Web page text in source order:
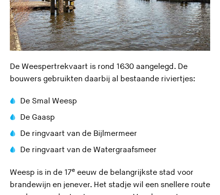
De Weespertrekvaart is rond 1630 aangelegd. De
bouwers gebruikten daarbij al bestaande riviertjes:
De Smal Weesp
De Gaasp
De ringvaart van de Bijlmermeer
De ringvaart van de Watergraafsmeer
Weesp is in de 17e eeuw de belangrijkste stad voor
brandewijn en jenever. Het stadje wil een snellere route